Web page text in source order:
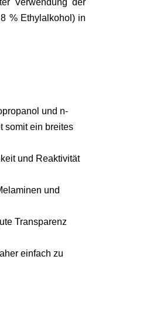
Verwendung der
% Ethylalkohol) in
und n-
somit ein breites
und Reaktivität
und
Transparenz
einfach zu